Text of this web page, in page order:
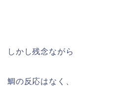
しかし残念ながら
鯛の反応はなく、